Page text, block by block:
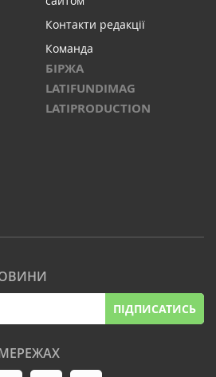
Контакти редакції
Команда
БІРЖА
LATIFUNDIMAG
LATIPRODUCTION
ПІДПИСАТИСЬ